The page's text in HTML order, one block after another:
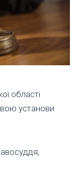
області
установи